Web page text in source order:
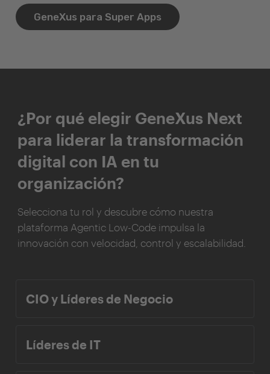
GeneXus para Super Apps
¿Por qué elegir GeneXus Next
para liderar la transformación
digital con IA en tu
organización?
Selecciona tu rol y descubre cómo nuestra
plataforma Agentic Low-Code impulsa la
innovación con velocidad, control y escalabilidad.
CIO y Líderes de Negocio
Líderes de IT